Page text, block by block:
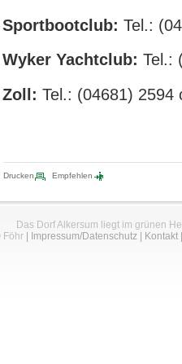
Sportbootclub: Tel.:
Wyker Yachtclub: Tel.:
Zoll: Tel.: (04681) 2594
Drucken Empfehlen
Das Dorf Alkersum liegt im grünen
Föhr| Impressum/Datenschutz| Kontakt